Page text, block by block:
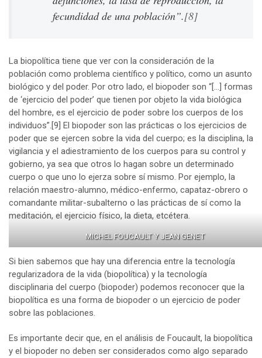
fecundidad de una población”.[8]
La biopolítica tiene que ver con la consideración de la
población como problema científico y político, como un asunto
biológico y del poder. Por otro lado, el biopoder son “[…] formas
de ‘ejercicio del poder’ que tienen por objeto la vida biológica
del hombre, es el ejercicio de poder sobre los cuerpos de los
individuos”.[9] El biopoder son las prácticas o los ejercicios de
poder que se ejercen sobre la vida del cuerpo; es la disciplina, la
vigilancia y el adiestramiento de los cuerpos para su control y
gobierno, ya sea que otros lo hagan sobre un determinado
cuerpo o que uno lo ejerza sobre sí mismo. Por ejemplo, la
relación maestro-alumno, médico-enfermo, capataz-obrero o
comandante militar-subalterno o las prácticas de sí como la
meditación, el ejercicio físico, la dieta, etcétera.
MICHEL FOUCAULT Y JEAN GENET
Si bien sabemos que hay una diferencia entre la tecnología
regularizadora de la vida (biopolítica) y la tecnología
disciplinaria del cuerpo (biopoder) podemos reconocer que la
biopolítica es una forma de biopoder o un ejercicio de poder
sobre las poblaciones.
Es importante decir que, en el análisis de Foucault, la biopolítica
y el biopoder no deben ser considerados como algo separado